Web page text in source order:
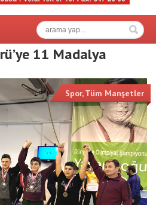
11 Madalya
Spor,Tüm Manşetler